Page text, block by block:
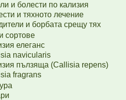
и болести по кализия
и тяхното лечение
и борбата срещу тях
сортове
елеганс
navicularis
пълзяща (Callisia repens)
fragrans